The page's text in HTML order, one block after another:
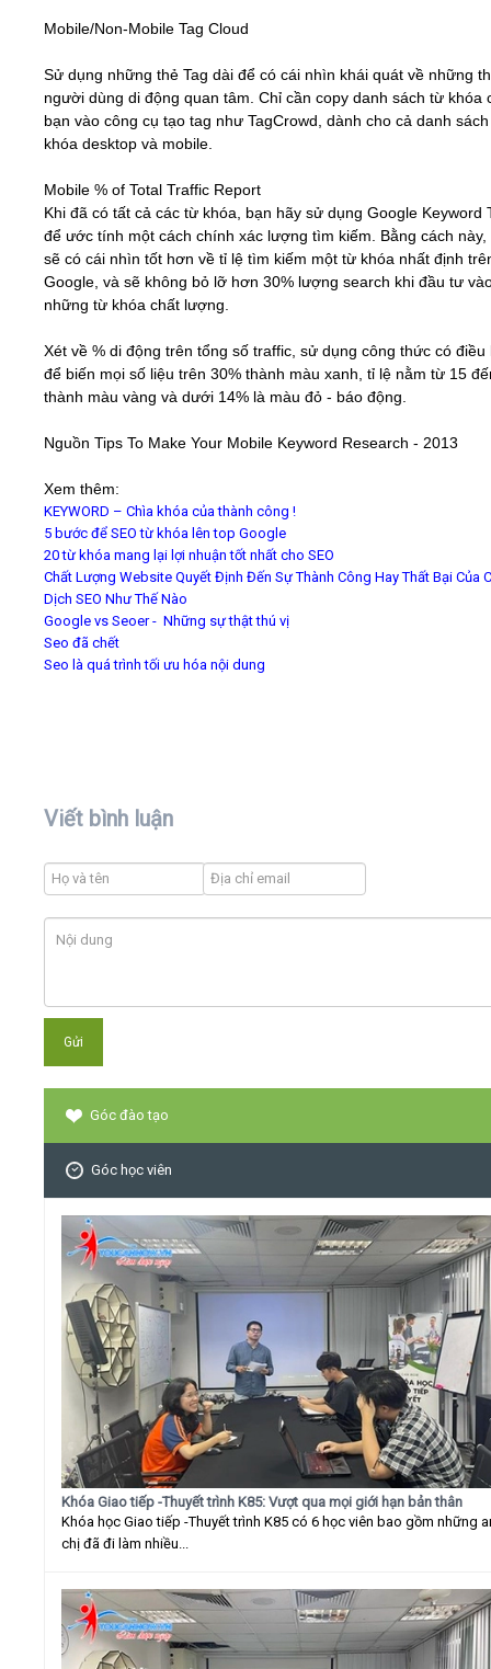
Mobile/Non-Mobile Tag Cloud
Sử dụng những thẻ Tag dài để có cái nhìn khái quát về những
người dùng di động quan tâm. Chỉ cần copy danh sách từ khóa
bạn vào công cụ tạo tag như TagCrowd, dành cho cả danh
khóa desktop và mobile.
Mobile % of Total Traffic Report
Khi đã có tất cả các từ khóa, bạn hãy sử dụng Google Keyword
để ước tính một cách chính xác lượng tìm kiếm. Bằng cách này,
sẽ có cái nhìn tốt hơn về tỉ lệ tìm kiếm một từ khóa nhất định
Google, và sẽ không bỏ lỡ hơn 30% lượng search khi đầu tư
những từ khóa chất lượng.
Xét về % di động trên tổng số traffic, sử dụng công thức có điều
để biến mọi số liệu trên 30% thành màu xanh, tỉ lệ nằm từ 15
thành màu vàng và dưới 14% là màu đỏ - báo động.
Nguồn Tips To Make Your Mobile Keyword Research - 2013
Xem thêm:
KEYWORD – Chìa khóa của thành công !
5 bước để SEO từ khóa lên top Google
20 từ khóa mang lại lợi nhuận tốt nhất cho SEO
Chất Lượng Website Quyết Định Đến Sự Thành Công Hay Thất Bại Của
Dịch SEO Như Thế Nào
Google vs Seoer - Những sự thật thú vị
Seo đã chết
Seo là quá trình tối ưu hóa nội dung
Viết bình luận
Góc đào tạo
Góc học viên
Khóa Giao tiếp -Thuyết trình K85: Vượt qua mọi giới hạn bản thân
Khóa học Giao tiếp -Thuyết trình K85 có 6 học viên bao gồm những
chị đã đi làm nhiều...